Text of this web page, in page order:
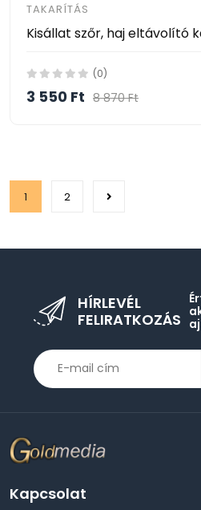
TAKARÍTÁS
Kisállat szőr, haj eltávolító
(0)
3 550 Ft 8 870 Ft
1 2
HÍRLEVÉL
FELIRATKOZÁS
Kapcsolat